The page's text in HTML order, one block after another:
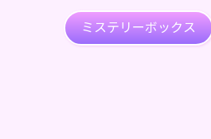
ミステリーボックス